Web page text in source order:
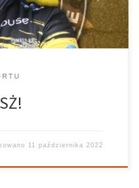
11 października 2022